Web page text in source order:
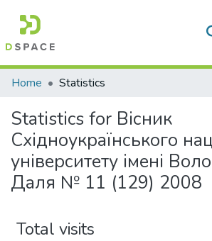
Communities & Collections
All of DSpace
Home Statistics
Statistics for Вісник
Східноукраїнського
університету імені
Даля № 11 (129) 2008
Total visits